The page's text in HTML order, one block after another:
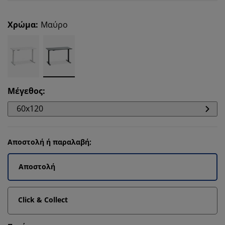
Χρώμα: Μαύρο
Μέγεθος:
60x120
Αποστολή ή παραλαβή;
Αποστολή
Click & Collect